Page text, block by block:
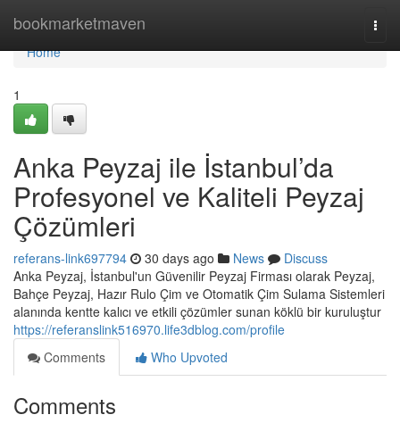
bookmarketmaven
Home
Home
1
Anka Peyzaj ile İstanbul’da
Profesyonel ve Kaliteli Peyzaj
Çözümleri
referans-link697794 30 days ago News
Discuss
Anka Peyzaj, İstanbul'un Güvenilir Peyzaj Firması olarak Peyzaj,
Bahçe Peyzaj, Hazır Rulo Çim ve Otomatik Çim Sulama Sistemleri
alanında kentte kalıcı ve etkili çözümler sunan köklü bir kuruluştur
https://referanslink516970.life3dblog.com/profile
Comments
Who Upvoted
Comments